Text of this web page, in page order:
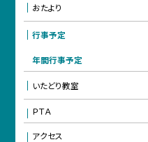
おたより
行事予定
年間行事予定
いたどり教室
ＰＴＡ
アクセス